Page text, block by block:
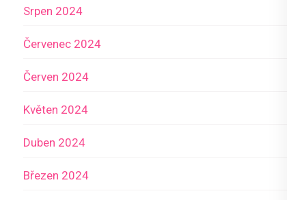
Srpen 2024
Červenec 2024
Červen 2024
Květen 2024
Duben 2024
Březen 2024